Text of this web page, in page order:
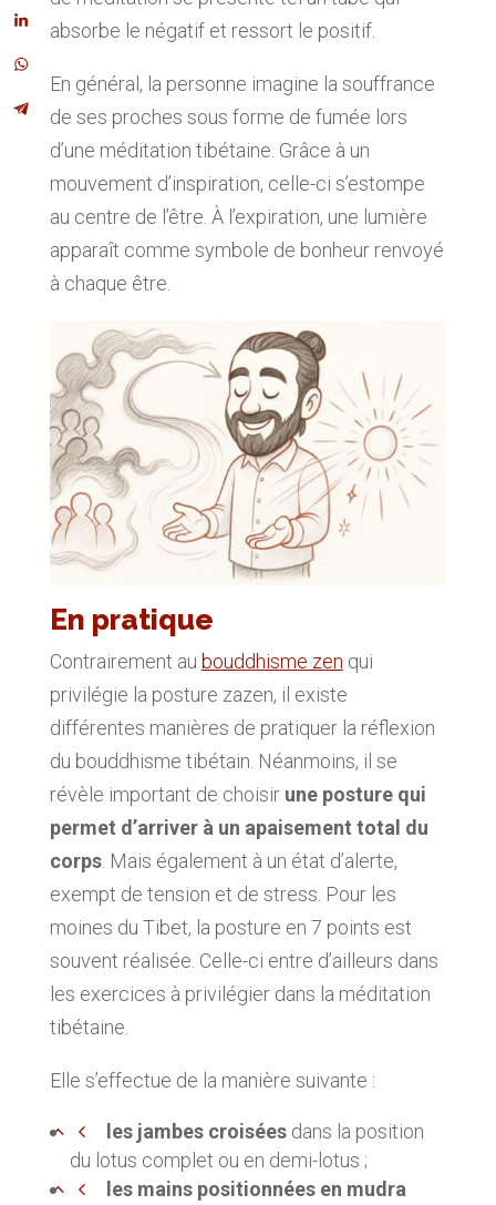
absorbe le négatif et ressort le positif.
En général, la personne imagine la souffrance
de ses proches sous forme de fumée lors
d’une méditation tibétaine. Grâce à un
mouvement d’inspiration, celle-ci s’estompe
au centre de l’être. À l’expiration, une lumière
apparaît comme symbole de bonheur renvoyé
à chaque être.
En pratique
Contrairement au bouddhisme zen qui
privilégie la posture zazen, il existe
différentes manières de pratiquer la réflexion
du bouddhisme tibétain. Néanmoins, il se
révèle important de choisir une posture qui
permet d’arriver à un apaisement total du
corps. Mais également à un état d’alerte,
exempt de tension et de stress. Pour les
moines du Tibet, la posture en 7 points est
souvent réalisée. Celle-ci entre d’ailleurs dans
les exercices à privilégier dans la méditation
tibétaine.
Elle s’effectue de la manière suivante :
les jambes croisées dans la position
du lotus complet ou en demi-lotus ;
les mains positionnées en mudra